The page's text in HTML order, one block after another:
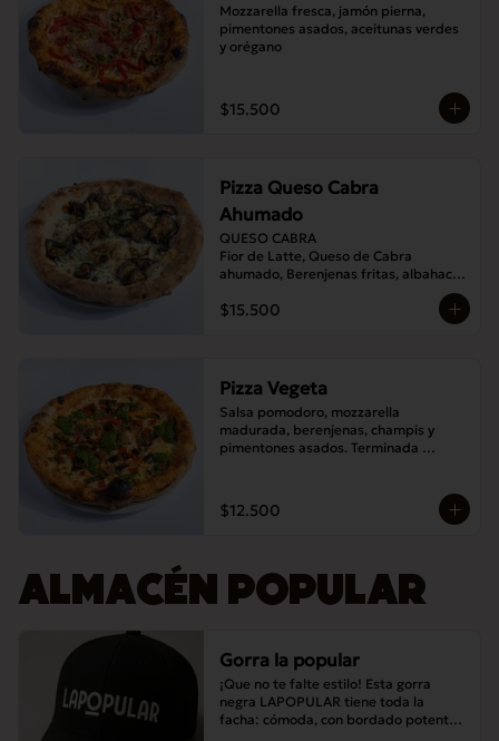
Mozzarella fresca, jamón pierna,
pimentones asados, aceitunas verdes
y orégano
$15.500
Pizza Queso Cabra
Ahumado
QUESO CABRA
Fior de Latte, Queso de Cabra
ahumado, Berenjenas fritas, albahaca ,
$15.500
Pizza Vegeta
Salsa pomodoro, mozzarella
madurada, berenjenas, champis y
pimentones asados. Terminada
$12.500
ALMACÉN POPULAR
Gorra la popular
¡Que no te falte estilo! Esta gorra
negra LAPOPULAR tiene toda la
facha: cómoda, con bordado potente y